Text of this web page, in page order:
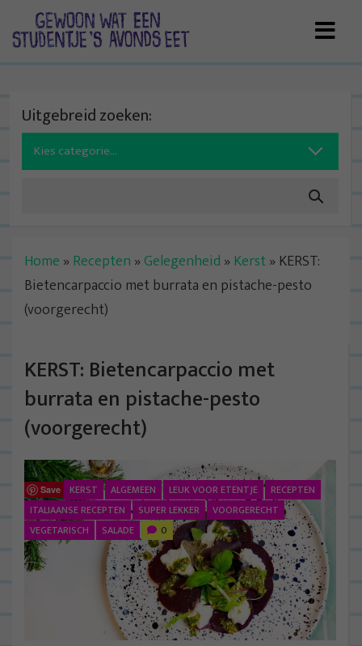
Uitgebreid zoeken:
Search
for:
Home » Recepten » Gelegenheid » Kerst» KERST:
Bietencarpaccio met burrata en pistache-pesto
(voorgerecht)
KERST: Bietencarpaccio met
burrata en pistache-pesto
(voorgerecht)
Save KERST ALGEMEEN LEUK VOOR ETENTJE
RECEPTEN
ITALIAANSE RECEPTEN
SUPER LEKKER
VOORGERECHT
VEGETARISCH
SALADE 0